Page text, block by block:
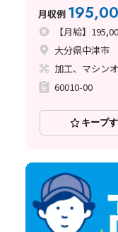
月収例
【月給】
大分県中津市
加工、マシン
60010-00
キープ